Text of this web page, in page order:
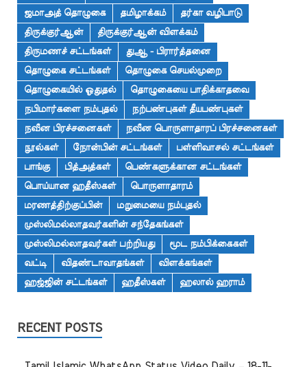
ஜமாஅத் தொழுகை
தமிழாக்கம்
தர்கா வழிபாடு
திருக்குர்ஆன்
திருக்குர்ஆன் விளக்கம்
திருமணச் சட்டங்கள்
துஆ - பிரார்த்தனை
தொழுகை சட்டங்கள்
தொழுகை செயல்முறை
தொழுகையில் ஓதுதல்
தொழுகையை பாதிக்காதவை
நபிமார்களை நம்புதல்
நற்பண்புகள் தீயபண்புகள்
நவீன பிரச்சனைகள்
நவீன பொருளாதாரப் பிரச்சனைகள்
நூல்கள்
நோன்பின் சட்டங்கள்
பள்ளிவாசல் சட்டங்கள்
பாங்கு
பித்அத்கள்
பெண்களுக்கான சட்டங்கள்
பொய்யான ஹதீஸ்கள்
பொருளாதாரம்
மரணத்திற்குப்பின்
மறுமையை நம்புதல்
முஸ்லிமல்லாதவர்களின் சந்தேகங்கள்
முஸ்லிமல்லாதவர்கள் பற்றியது
மூட நம்பிக்கைகள்
வட்டி
விதண்டாவாதங்கள்
விளக்கங்கள்
ஹஜ்ஜின் சட்டங்கள்
ஹதீஸ்கள் ஹலால் ஹராம்
RECENT POSTS